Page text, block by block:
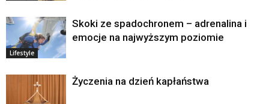
Lifestyle
Skoki ze spadochronem – adrenalina i
emocje na najwyższym poziomie
Życzenia na dzień kapłaństwa